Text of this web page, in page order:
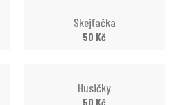
Skejťačka
50 Kč
Husičky
50 Kč